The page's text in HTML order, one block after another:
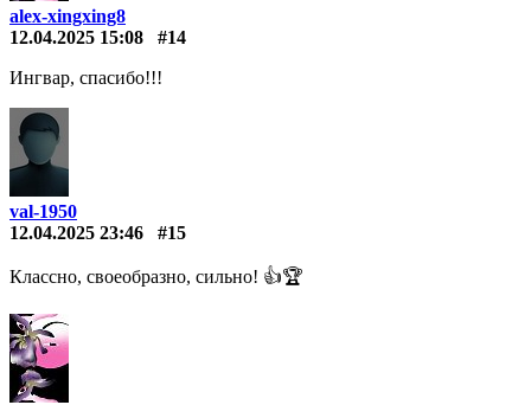
alex-xingxing8
12.04.2025 15:08
#14
Ингвар, спасибо!!!
val-1950
12.04.2025 23:46
#15
Классно, своеобразно, сильно! 👍🏆